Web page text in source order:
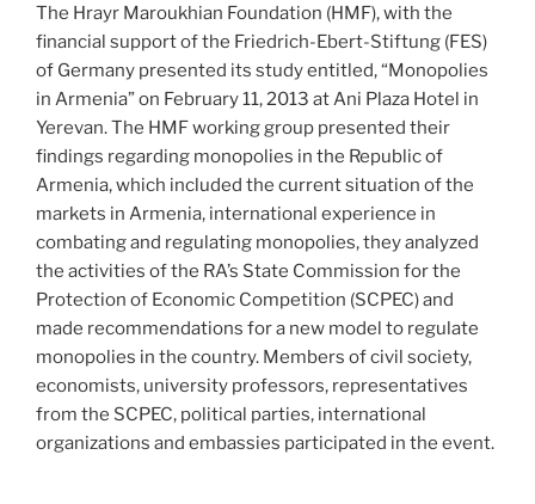
The Hrayr Maroukhian Foundation (HMF), with the
financial support of the Friedrich-Ebert-Stiftung (FES)
of Germany presented its study entitled, “Monopolies
in Armenia” on February 11, 2013 at Ani Plaza Hotel in
Yerevan. The HMF working group presented their
findings regarding monopolies in the Republic of
Armenia, which included the current situation of the
markets in Armenia, international experience in
combating and regulating monopolies, they analyzed
the activities of the RA’s State Commission for the
Protection of Economic Competition (SCPEC) and
made recommendations for a new model to regulate
monopolies in the country. Members of civil society,
economists, university professors, representatives
from the SCPEC, political parties, international
organizations and embassies participated in the event.